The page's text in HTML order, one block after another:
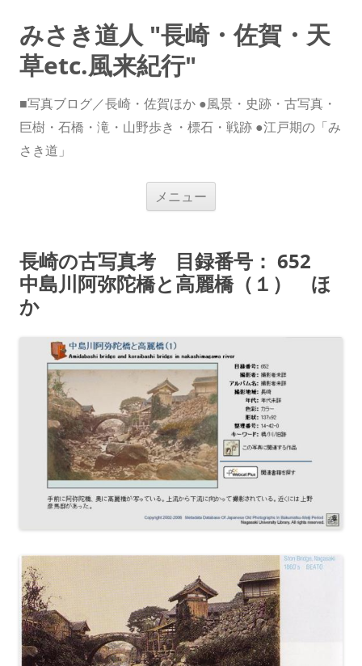
みさき道人 "長崎・佐賀・天
草etc.風来紀行"
■写真ブログ／長崎・佐賀ほか ●風景・史跡・古写真・
巨樹・石橋・滝・山野歩き・標石・戦跡 ●江戸期の「み
さき道」
メニュー
ス
キ
ッ
プ
長崎の古写真考 目録番号： 652
中島川阿弥陀橋と高麗橋（１） ほ
か